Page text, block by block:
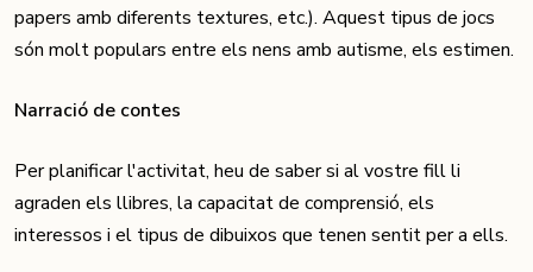
papers amb diferents textures, etc.). Aquest tipus de jocs
són molt populars entre els nens amb autisme, els estimen.
Narració de contes
Per planificar l'activitat, heu de saber si al vostre fill li
agraden els llibres, la capacitat de comprensió, els
interessos i el tipus de dibuixos que tenen sentit per a ells.